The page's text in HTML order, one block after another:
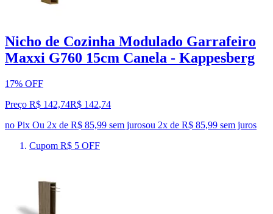
Nicho de Cozinha Modulado Garrafeiro
Maxxi G760 15cm Canela - Kappesberg
17% OFF
Preço R$ 142,74R$ 142,74
no Pix Ou 2x de R$ 85,99 sem jurosou 2x de R$ 85,99 sem juros
Cupom R$ 5 OFF